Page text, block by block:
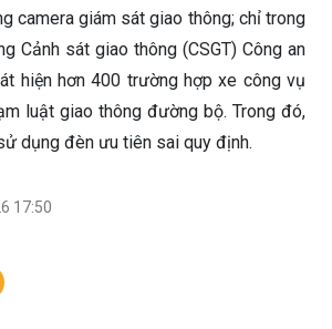
camera giám sát giao thông; chỉ trong
Cảnh sát giao thông (CSGT) Công an
hiện hơn 400 trường hợp xe công vụ
luật giao thông đường bộ. Trong đó,
dụng đèn ưu tiên sai quy định.
17:50